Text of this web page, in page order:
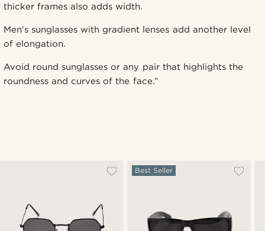
thicker frames also adds width.
Men’s sunglasses with gradient lenses add another level
of elongation.
Avoid round sunglasses or any pair that highlights the
roundness and curves of the face.”
Best Seller